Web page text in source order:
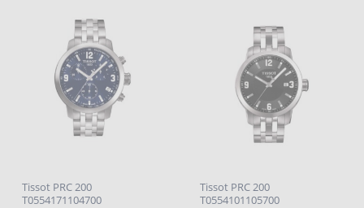
Tissot PRC 200
T0554171104700
Tissot PRC 200
T0554101105700